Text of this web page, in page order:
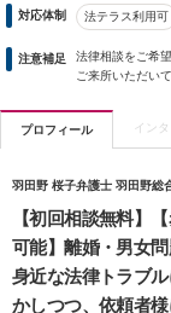
対応体制 法テラス利用可
注意補足
法律相談をご希
ご来所いただい
プロフィール イン
羽田野 桜子弁護士 羽田野総
【初回相談無料】
可能】離婚・男女
身近な法律トラブ
かしつつ、依頼者